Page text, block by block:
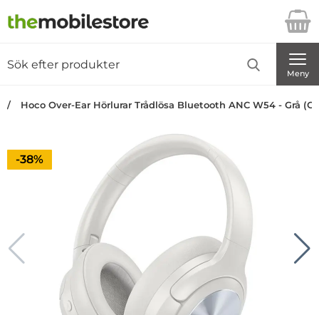
Startsidan för Danira Telecom AB
Meny
Hoco Over-Ear Hörlurar Trådlösa Bluetooth ANC W54 - Grå
Priset är nedsatt med
-38%